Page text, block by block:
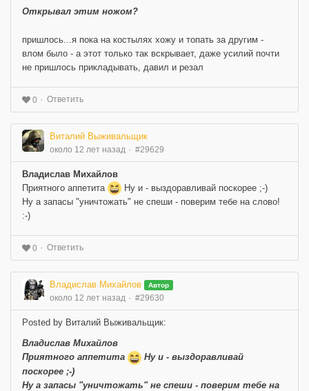
Открывал этим ножом?
пришлось...я пока на костылях хожу и топать за другим -
влом было - а этот только так вскрывает, даже усилий почти
не пришлось прикладывать, давил и резал
0 Ответить
Виталий Выживальщик
около 12 лет назад #29629
Владислав Михайлов
Приятного аппетита
Ну и - выздоравливай поскорее ;-)
Ну а запасы "уничтожать" не спеши - поверим тебе на слово!
:-)
0 Ответить
Владислав Михайлов Автор
около 12 лет назад #29630
Posted by Виталий Выживальщик:
Владислав Михайлов
Приятного аппетита
Ну и - выздоравливай
поскорее ;-)
Ну а запасы "уничтожать" не спеши - поверим тебе на